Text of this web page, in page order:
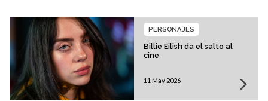
Billie Eilish da el salto al
cine
PERSONAJES
11 May 2026